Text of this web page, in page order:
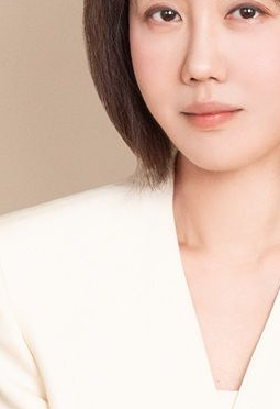
파문에 "현재는 내부 지침 준수"
스포츠윤리센터도 압수수색
탄도미사일…감시·경계태세 강화"
는 탄도미사일 가능성
…"원인 파악 중"
야도 계속[내일날씨]
취소…11일 재개
의 압수수색에 '충격·당황'
…영등포 순간 '40도'
내란 중요임무종사 혐의
른 801.67 마감